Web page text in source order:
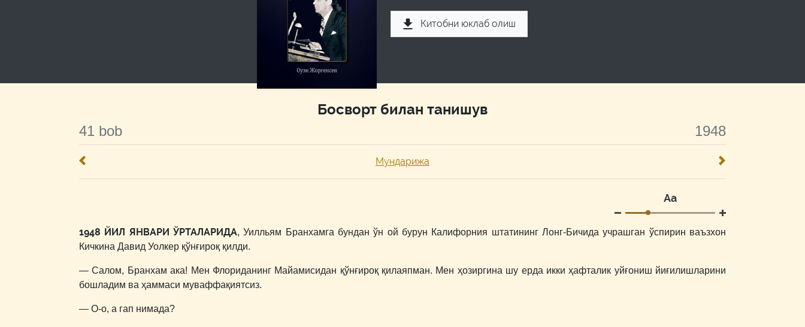
Китобни юклаб олиш
Босворт билан танишув
41 bob 1948
Мундарижа
Аа
1948 ЙИЛ ЯНВАРИ ЎРТАЛАРИДА, Уилльям Бранхамга бундан ўн ой бурун Калифорния штатининг Лонг-Бичида учрашган ўспирин ваъзхон
Кичкина Давид Уолкер қўнғироқ қилди.
― Салом, Бранхам ака! Мен Флориданинг Майамисидан қўнғироқ қилаяпман. Мен ҳозиргина шу ерда икки ҳафталик уйғониш йиғилишларини
бошладим ва ҳаммаси муваффақиятсиз.
― О-о, а гап нимада?